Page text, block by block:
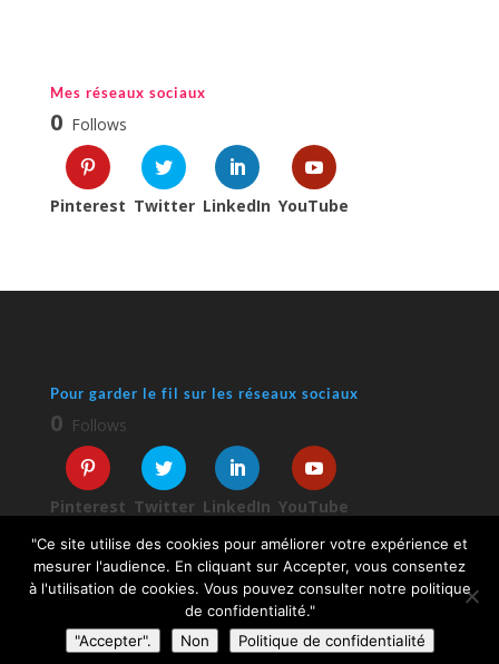
Mes réseaux sociaux
0 Follows
Pinterest Twitter LinkedIn YouTube
Pour garder le fil sur les réseaux sociaux
0 Follows
Pinterest Twitter LinkedIn YouTube
© 2026 Sophie Turpaud-Amalvy
"Ce site utilise des cookies pour améliorer votre expérience et
mesurer l'audience. En cliquant sur Accepter, vous consentez
à l'utilisation de cookies. Vous pouvez consulter notre politique
de confidentialité."
"Accepter".
Non Politique de confidentialité